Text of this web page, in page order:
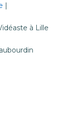
|
à Lille